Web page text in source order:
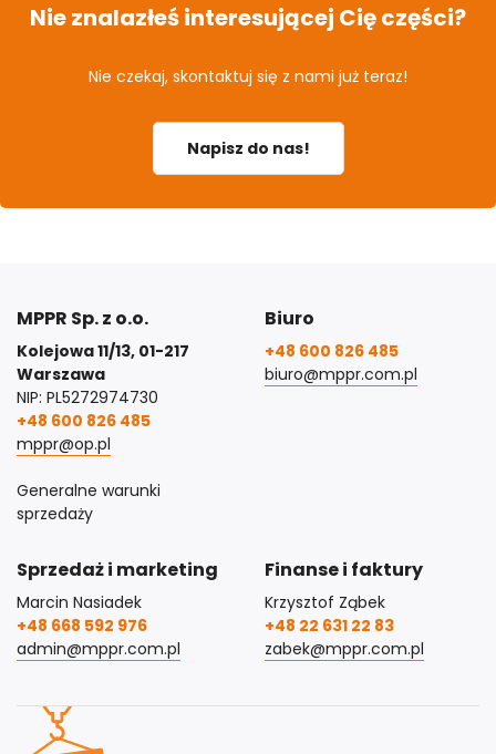
Nie znalazłeś interesującej Cię części?
Nie czekaj, skontaktuj się z nami już teraz!
Napisz do nas!
MPPR Sp. z o.o.
Kolejowa 11/13, 01-217
Warszawa
NIP: PL5272974730
+48 600 826 485
mppr@op.pl
Generalne warunki
sprzedaży
Biuro
+48 600 826 485
biuro@mppr.com.pl
Sprzedaż i marketing
Marcin Nasiadek
+48 668 592 976
admin@mppr.com.pl
Finanse i faktury
Krzysztof Ząbek
+48 22 631 22 83
zabek@mppr.com.pl